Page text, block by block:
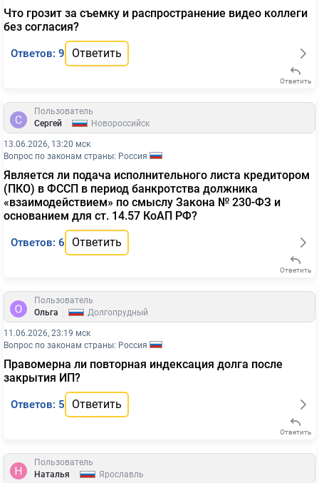
Что грозит за съемку и распространение видео коллеги
без согласия?
Ответов: 9 Ответить
Ответить
Пользователь
Сергей
Новороссийск
13.06.2026, 13:20 мск
Вопрос по законам страны: Россия
Является ли подача исполнительного листа кредитором
(ПКО) в ФССП в период банкротства должника
«взаимодействием» по смыслу Закона № 230-ФЗ и
основанием для ст. 14.57 КоАП РФ?
Ответов: 6 Ответить
Ответить
Пользователь
Ольга
Долгопрудный
11.06.2026, 23:19 мск
Вопрос по законам страны: Россия
Правомерна ли повторная индексация долга после
закрытия ИП?
Ответов: 5 Ответить
Ответить
Пользователь
Наталья
Ярославль